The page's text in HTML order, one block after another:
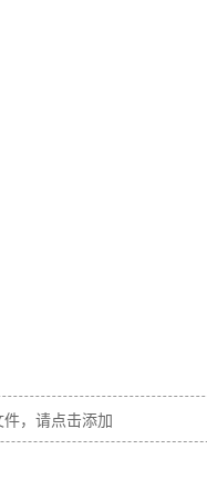
件，请点击添加